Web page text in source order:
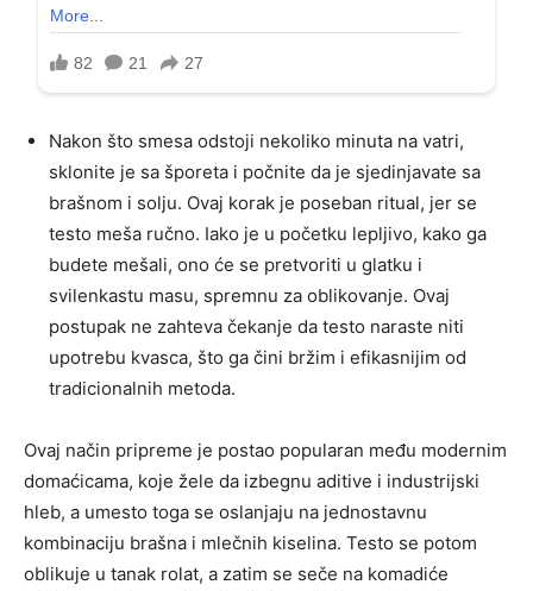
Nakon što smesa odstoji nekoliko minuta na vatri,
sklonite je sa šporeta i počnite da je sjedinjavate sa
brašnom i solju. Ovaj korak je poseban ritual, jer se
testo meša ručno. Iako je u početku lepljivo, kako ga
budete mešali, ono će se pretvoriti u glatku i
svilenkastu masu, spremnu za oblikovanje. Ovaj
postupak ne zahteva čekanje da testo naraste niti
upotrebu kvasca, što ga čini bržim i efikasnijim od
tradicionalnih metoda.
Ovaj način pripreme je postao popularan među modernim
domaćicama, koje žele da izbegnu aditive i industrijski
hleb, a umesto toga se oslanjaju na jednostavnu
kombinaciju brašna i mlečnih kiselina. Testo se potom
oblikuje u tanak rolat, a zatim se seče na komadiće